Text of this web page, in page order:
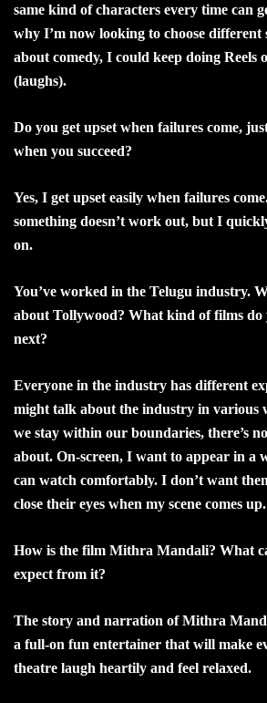
same kind of characters every time can
why I’m now looking to choose different
about comedy, I could keep doing Reels
(laughs).
Do you get upset when failures come,
when you succeed?
Yes, I get upset easily when failures
something doesn’t work out, but I
on.
You’ve worked in the Telugu industry.
about Tollywood? What kind of films do
next?
Everyone in the industry has different
might talk about the industry in various
we stay within our boundaries, there’s
about. On-screen, I want to appear in a
can watch comfortably. I don’t want
close their eyes when my scene comes up.
How is the film Mithra Mandali? What
expect from it?
The story and narration of Mithra
a full-on fun entertainer that will make
theatre laugh heartily and feel relaxed.